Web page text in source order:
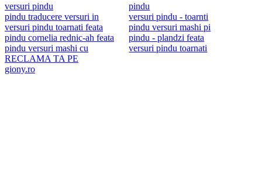
versuri pindu
pindu
pindu traducere versuri in
versuri pindu - toarnti
versuri pindu toarnati feata
pindu versuri mashi pi
pindu cornelia rednic-ah feata
pindu - plandzi feata
pindu versuri mashi cu
versuri pindu toarnati
RECLAMA TA PE
giony.ro